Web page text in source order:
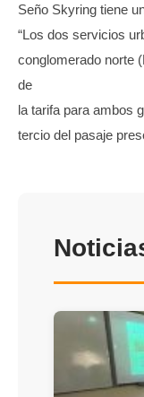
Seño Skyring tiene
“Los dos servicios
conglomerado norte
de
la tarifa para ambos
tercio del pasaje